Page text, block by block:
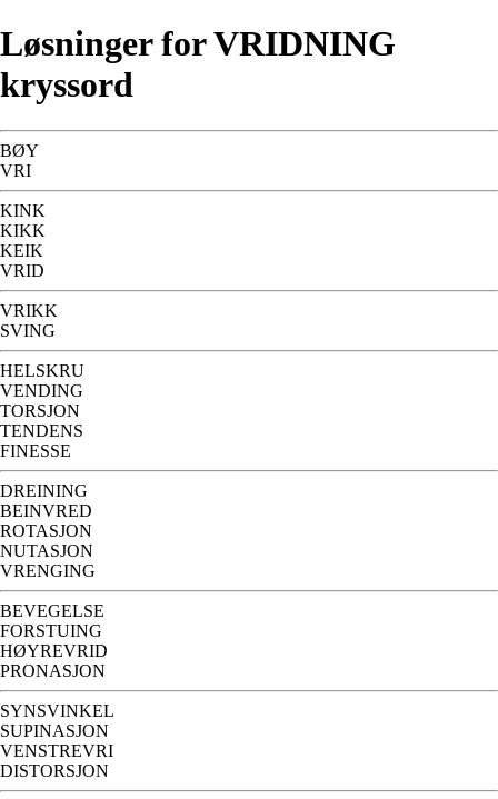
Løsninger for VRIDNING
kryssord
BØY
VRI
KINK
KIKK
KEIK
VRID
VRIKK
SVING
HELSKRU
VENDING
TORSJON
TENDENS
FINESSE
DREINING
BEINVRED
ROTASJON
NUTASJON
VRENGING
BEVEGELSE
FORSTUING
HØYREVRID
PRONASJON
SYNSVINKEL
SUPINASJON
VENSTREVRI
DISTORSJON